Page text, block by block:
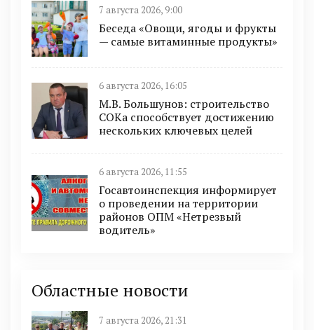
7 августа 2026, 9:00
Беседа «Овощи, ягоды и фрукты
— самые витаминные продукты»
6 августа 2026, 16:05
М.В. Большунов: строительство
СОКа способствует достижению
нескольких ключевых целей
6 августа 2026, 11:55
Госавтоинспекция информирует
о проведении на территории
районов ОПМ «Нетрезвый
водитель»
Областные новости
7 августа 2026, 21:31